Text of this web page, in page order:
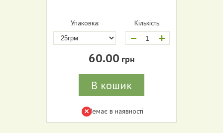
Упаковка: Кількість:
+
60.00 грн
В кошик
Немає в наявності